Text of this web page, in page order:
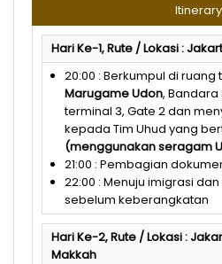
Itinerary
Hari Ke-1, Rute / Lokasi :
20:00 : Berkumpul di
MarugameUdon, Bandara
terminal 3, Gate 2 dan
kepada Tim Uhud yang
(menggunakanseragam
21:00 : Pembagian
22:00 : Menuju imigrasi
sebelum keberangkatan
Hari Ke-2, Rute / Lokasi :
Makkah